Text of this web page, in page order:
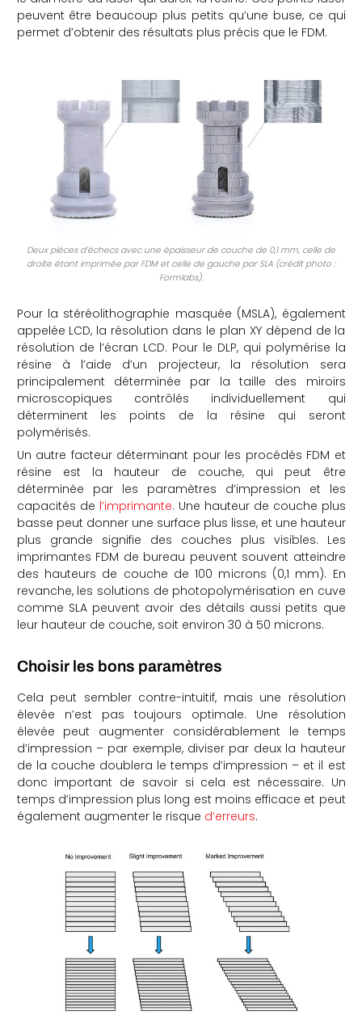
peuvent être beaucoup plus petits qu’une buse, ce qui
permet d’obtenir des résultats plus précis que le FDM.
Deux pièces d’échecs avec une épaisseur de couche de 0,1 mm, celle de
droite étant imprimée par FDM et celle de gauche par SLA (crédit photo :
Formlabs).
Pour la stéréolithographie masquée (MSLA), également
appelée LCD, la résolution dans le plan XY dépend de la
résolution de l’écran LCD. Pour le DLP, qui polymérise la
résine à l’aide d’un projecteur, la résolution sera
principalement déterminée par la taille des miroirs
microscopiques contrôlés individuellement qui
déterminent les points de la résine qui seront
polymérisés.
Un autre facteur déterminant pour les procédés FDM et
résine est la hauteur de couche, qui peut être
déterminée par les paramètres d’impression et les
capacités de l’imprimante. Une hauteur de couche plus
basse peut donner une surface plus lisse, et une hauteur
plus grande signifie des couches plus visibles. Les
imprimantes FDM de bureau peuvent souvent atteindre
des hauteurs de couche de 100 microns (0,1 mm). En
revanche, les solutions de photopolymérisation en cuve
comme SLA peuvent avoir des détails aussi petits que
leur hauteur de couche, soit environ 30 à 50 microns.
Choisir les bons paramètres
Cela peut sembler contre-intuitif, mais une résolution
élevée n’est pas toujours optimale. Une résolution
élevée peut augmenter considérablement le temps
d’impression – par exemple, diviser par deux la hauteur
de la couche doublera le temps d’impression – et il est
donc important de savoir si cela est nécessaire. Un
temps d’impression plus long est moins efficace et peut
également augmenter le risque d’erreurs.